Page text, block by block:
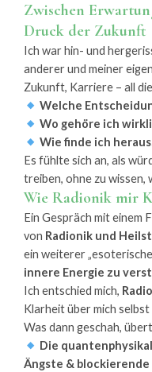
Zwischen
Druck der Zukunft
Ich war hin- und
anderer und meiner
Zukunft, Karriere – all
Welche
Wo gehöre ich
Wie finde ich
Es fühlte sich an, als
treiben, ohne zu wissen,
Wie Radionik mir
Ein Gespräch mit einem
von Radionik und
ein weiterer
innere Energie zu
Ich entschied mich,
Klarheit über mich selbst
Was dann geschah,
Die
Ängste &